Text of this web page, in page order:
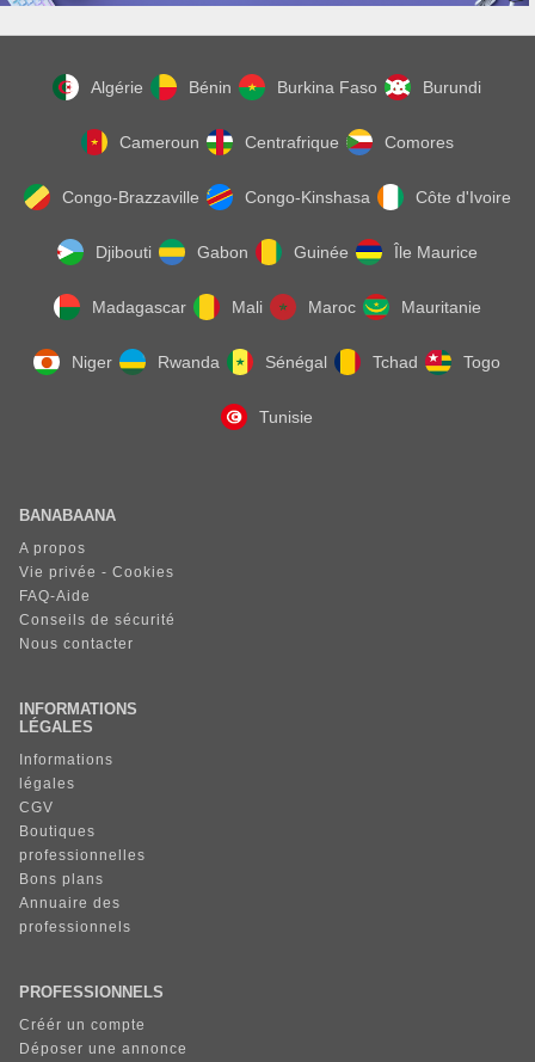
Algérie Bénin Burkina Faso Burundi
Cameroun Centrafrique Comores
Congo-Brazzaville Congo-Kinshasa Côte d'Ivoire
Djibouti Gabon Guinée Île Maurice
Madagascar Mali Maroc Mauritanie
Niger Rwanda Sénégal Tchad Togo
Tunisie
BANABAANA
A propos
Vie privée - Cookies
FAQ-Aide
Conseils de sécurité
Nous contacter
INFORMATIONS
LÉGALES
Informations
légales
CGV
Boutiques
professionnelles
Bons plans
Annuaire des
professionnels
PROFESSIONNELS
Créér un compte
Déposer une annonce